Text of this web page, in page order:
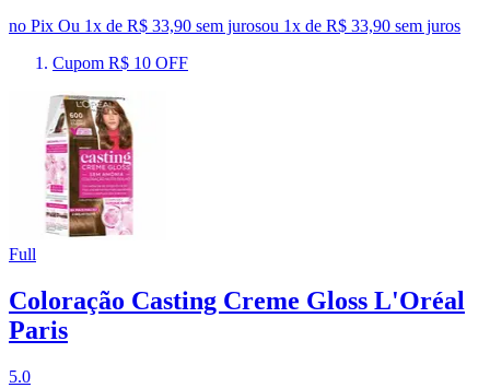
no Pix Ou 1x de R$ 33,90 sem jurosou 1x de R$ 33,90 sem juros
Cupom R$ 10 OFF
Full
Coloração Casting Creme Gloss L'Oréal
Paris
5.0